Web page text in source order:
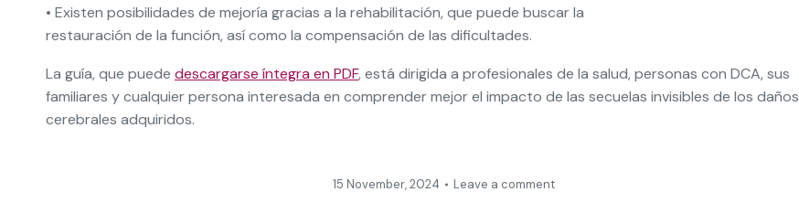
• Existen posibilidades de mejoría gracias a la rehabilitación, que puede buscar la
restauración de la función, así como la compensación de las dificultades.
La guía, que puede descargarse íntegra en PDF, está dirigida a profesionales de la salud, personas con DCA, sus
familiares y cualquier persona interesada en comprender mejor el impacto de las secuelas invisibles de los daños
cerebrales adquiridos.
15 November, 2024 Leave a comment